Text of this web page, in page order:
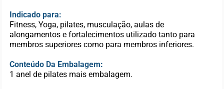
Indicado para:
Fitness, Yoga, pilates, musculação, aulas de
alongamentos e fortalecimentos utilizado tanto para
membros superiores como para membros inferiores.
Conteúdo Da Embalagem:
1 anel de pilates mais embalagem.